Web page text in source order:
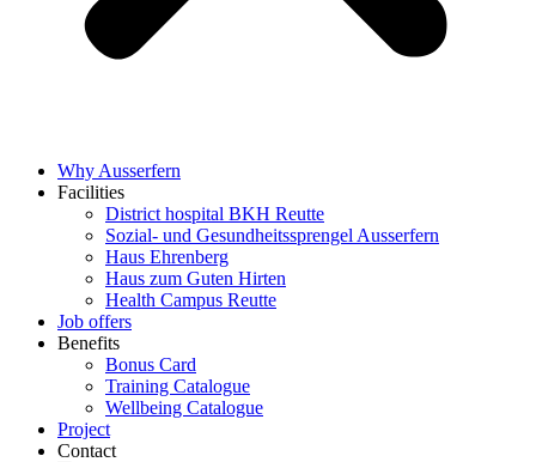
Why Ausserfern
Facilities
District hospital BKH Reutte
Sozial- und Gesundheitssprengel Ausserfern
Haus Ehrenberg
Haus zum Guten Hirten
Health Campus Reutte
Job offers
Benefits
Bonus Card
Training Catalogue
Wellbeing Catalogue
Project
Contact